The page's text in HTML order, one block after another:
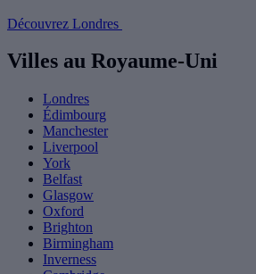
Découvrez Londres
Villes au Royaume-Uni
Londres
Édimbourg
Manchester
Liverpool
York
Belfast
Glasgow
Oxford
Brighton
Birmingham
Inverness